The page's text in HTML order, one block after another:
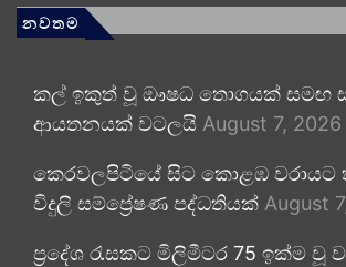
නවතම
කල් ඉකුත් වූ ඖෂධ තොගයක් සමඟ
ආයතනයක් වටලයි August 7, 2026
කෙරවලපිටියේ සිට කොළඹ වරායට
විදුලි සම්ප්‍රේෂණ පද්ධතියක් August
ප්‍රදේශ රැසකට මිලිමීටර 75 ඉක්ම වූ